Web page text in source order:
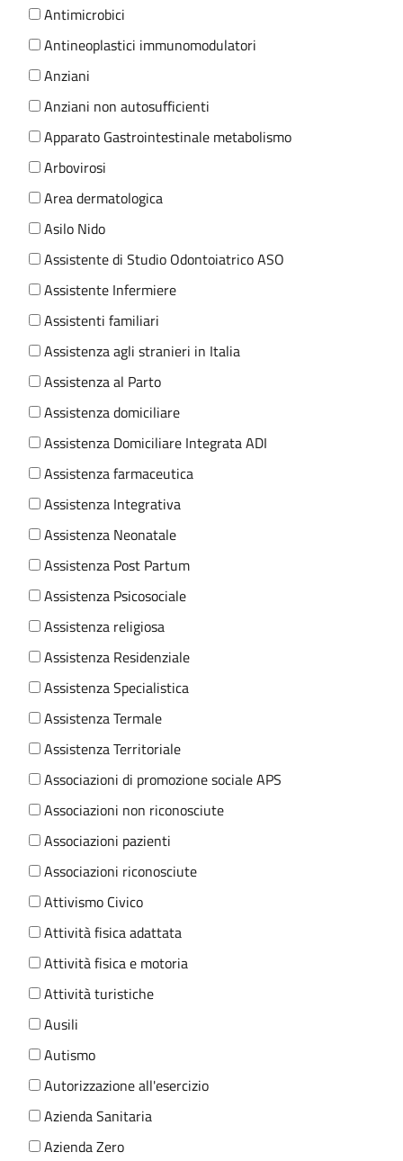
Antimicrobici
Antineoplastici immunomodulatori
Anziani
Anziani non autosufficienti
Apparato Gastrointestinale metabolismo
Arbovirosi
Area dermatologica
Asilo Nido
Assistente di Studio Odontoiatrico ASO
Assistente Infermiere
Assistenti familiari
Assistenza agli stranieri in Italia
Assistenza al Parto
Assistenza domiciliare
Assistenza Domiciliare Integrata ADI
Assistenza farmaceutica
Assistenza Integrativa
Assistenza Neonatale
Assistenza Post Partum
Assistenza Psicosociale
Assistenza religiosa
Assistenza Residenziale
Assistenza Specialistica
Assistenza Termale
Assistenza Territoriale
Associazioni di promozione sociale APS
Associazioni non riconosciute
Associazioni pazienti
Associazioni riconosciute
Attivismo Civico
Attività fisica adattata
Attività fisica e motoria
Attività turistiche
Ausili
Autismo
Autorizzazione all'esercizio
Azienda Sanitaria
Azienda Zero